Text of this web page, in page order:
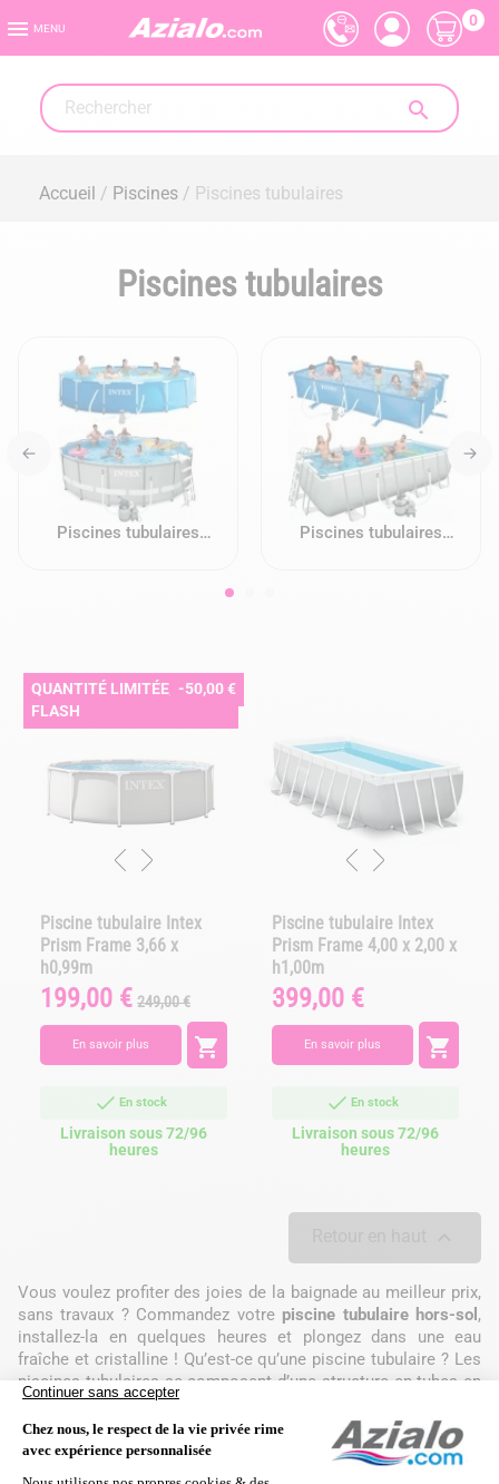
 MENU

0
Accueil Piscines Piscines tubulaires
Piscines tubulaires
Piscines tubulaires
Piscines tubulaires
QUANTITÉ LIMITÉE, VENTE
FLASH
-50,00 €
Piscine tubulaire Intex
Prism Frame 3,66 x
h0,99m
Prix
199,00 € Prix
base
249,00 €
En savoir plus 
En stock
Livraison sous 72/96
heures
Piscine tubulaire Intex
Prism Frame 4,00 x 2,00 x
h1,00m
Prix
399,00 €
En savoir plus 
En stock
Livraison sous 72/96
heures
Vous voulez profiter des joies de la baignade au meilleur prix,
sans travaux ? Commandez votre piscine tubulaire hors-sol ,
installez-la en quelques heures et plongez dans une eau
fraîche et cristalline ! Qu’est-ce qu’une piscine tubulaire ? Les
piscines tubulaires se composent d’une structure en tubes en
acier qui maintient un liner extrêmement résistant. Des
jambes de force entourent la pisci
Lire plus